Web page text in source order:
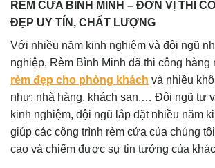
RÈM CỬA BÌNH MINH – ĐƠN VỊ THI
ĐẸP UY TÍN, CHẤT LƯỢNG
Với nhiều năm kinh nghiệm và đội ngũ
nghiệp, Rèm Bình Minh đã thi công hàng
rèm đẹp cho phòng khách và nhiều
như: nhà hàng, khách sạn,… Đội ngũ tư
kinh nghiệm, đội ngũ lắp đặt nhiều năm
giúp các công trình rèm cửa của chúng
cao và chiếm được sự tin tưởng của